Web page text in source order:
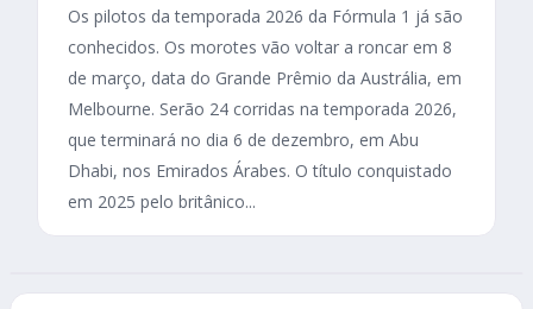
Os pilotos da temporada 2026 da Fórmula 1 já são
conhecidos. Os morotes vão voltar a roncar em 8
de março, data do Grande Prêmio da Austrália, em
Melbourne. Serão 24 corridas na temporada 2026,
que terminará no dia 6 de dezembro, em Abu
Dhabi, nos Emirados Árabes. O título conquistado
em 2025 pelo britânico...